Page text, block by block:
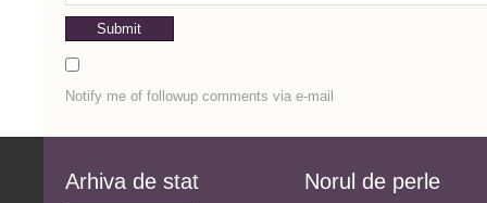
Notify me of followup comments via e-mail
Arhiva de stat Norul de perle